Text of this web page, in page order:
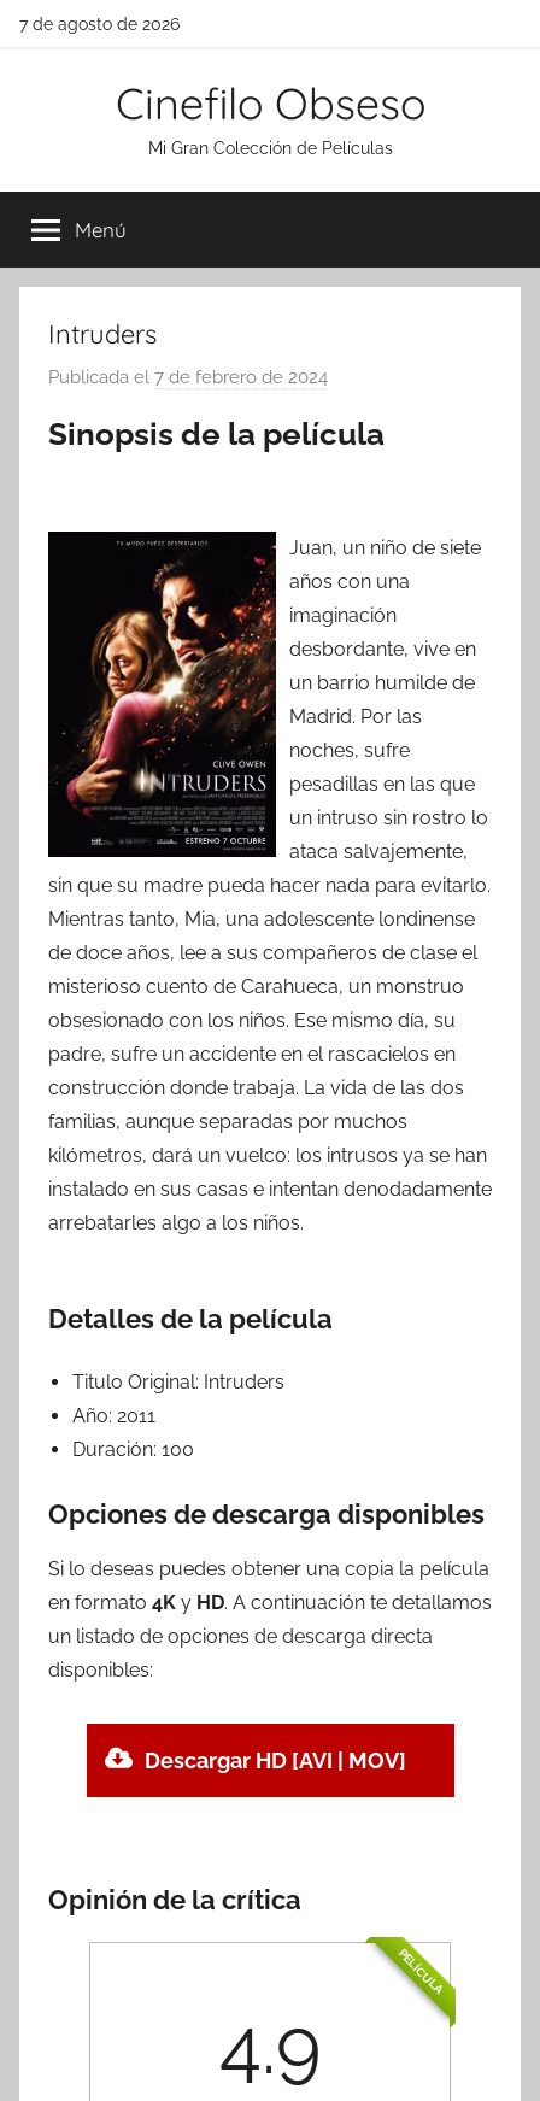
Saltar
7 de agosto de 2026
Cinefilo Obseso
Mi Gran Colección de Películas
Menú
Intruders
Publicada el 7 de febrero de 2024
r
Sinopsis de la película
Juan, un niño de siete
años con una
imaginación
desbordante, vive en
un barrio humilde de
Madrid. Por las
noches, sufre
pesadillas en las que
un intruso sin rostro lo
ataca salvajemente,
sin que su madre pueda hacer nada para evitarlo.
Mientras tanto, Mia, una adolescente londinense
de doce años, lee a sus compañeros de clase el
misterioso cuento de Carahueca, un monstruo
obsesionado con los niños. Ese mismo día, su
padre, sufre un accidente en el rascacielos en
construcción donde trabaja. La vida de las dos
familias, aunque separadas por muchos
kilómetros, dará un vuelco: los intrusos ya se han
instalado en sus casas e intentan denodadamente
arrebatarles algo a los niños.
Detalles de la película
Titulo Original: Intruders
Año: 2011
Duración: 100
Opciones de descarga disponibles
Si lo deseas puedes obtener una copia la película
en formato 4K y HD. A continuación te detallamos
un listado de opciones de descarga directa
disponibles:
Descargar HD [AVI | MOV]
Opinión de la crítica
PELÍCULA
4.9